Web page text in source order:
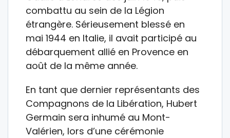
combattu au sein de la Légion
étrangère. Sérieusement blessé en
mai 1944 en Italie, il avait participé au
débarquement allié en Provence en
août de la même année.
En tant que dernier représentants des
Compagnons de la Libération, Hubert
Germain sera inhumé au Mont-
Valérien, lors d’une cérémonie